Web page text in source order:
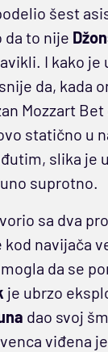
šest
da to nije
I kako je
da, kada
Mozzart
statično u
slika je
suprotno.
sa dva
kod navijača
da se
je ubrzo
dao svoj
viđena